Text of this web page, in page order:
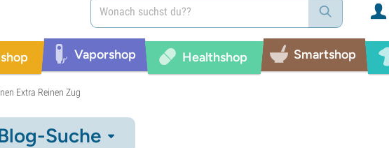
Vaporshop Healthshop Smartshop
Extra Reinen Zug
Suche